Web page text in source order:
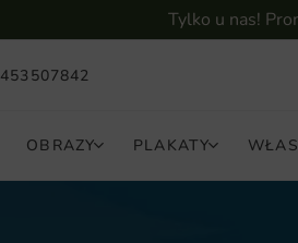
Tylko u nas!
453507842
OBRAZY PLAKATY